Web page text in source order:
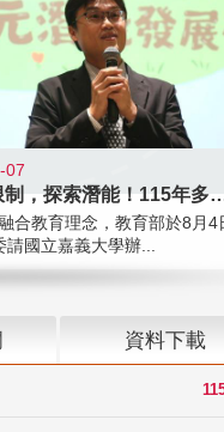
07
跨越限制，探索潛能
合教育理念，教育部於8月4
請國立嘉義大學辦...
資料下載